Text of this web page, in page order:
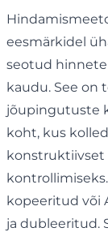
eesmärkidel
seotud
kaudu. See on
jõupingutuste
koht, kus
konstruktiivset
kopeeritud või
ja dubleeritud.